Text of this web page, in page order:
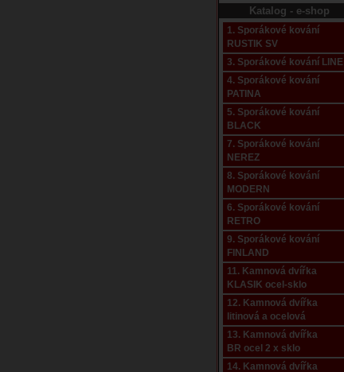
Katalog - e-shop
1. Sporákové kování
RUSTIK SV
3. Sporákové kování LINE
4. Sporákové kování
PATINA
5. Sporákové kování
BLACK
7. Sporákové kování
NEREZ
8. Sporákové kování
MODERN
6. Sporákové kování
RETRO
9. Sporákové kování
FINLAND
11. Kamnová dvířka
KLASIK ocel-sklo
12. Kamnová dvířka
litinová a ocelová
13. Kamnová dvířka
BR ocel 2 x sklo
14. Kamnová dvířka